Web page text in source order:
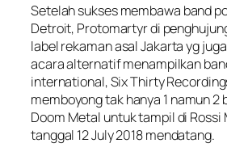
Setelah sukses membawa band
Detroit, Protomartyr di
label rekaman asal Jakarta yg
acara alternatif menampilkan
international, Six Thirty
memboyong tak hanya 1 namun 2
Doom Metal untuk tampil di Rossi
tanggal 12 July 2018 mendatang.